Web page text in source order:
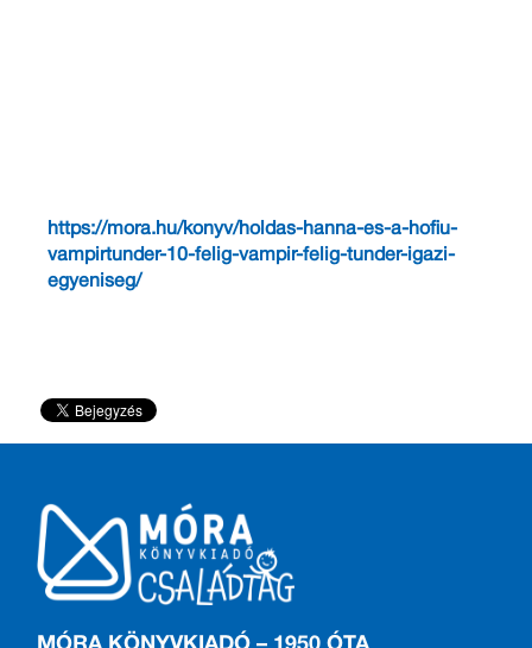
https://mora.hu/konyv/holdas-hanna-es-a-hofiu-
vampirtunder-10-felig-vampir-felig-tunder-igazi-
egyeniseg/